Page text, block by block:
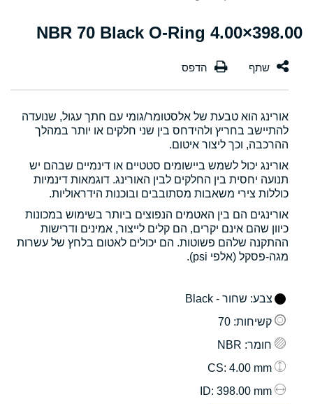
398.00×4.00 NBR 70 Black O-Ring
אורינג הוא טבעת של אלסטומר/גומי עם חתך עגול, שנועדה
להתיישב בחריץ ולהידחס בין שני חלקים או יותר במהלך
ההרכבה, וכך ליצור איטום.
אורינג יכול לשמש ביישומים סטטיים או דינמיים שבהם יש
תנועה יחסית בין החלקים לבין האורינג. דוגמאות דינמיות
כוללות צירי משאבות מסתובבים ובוכנות הידראוליות.
אורינגים הם בין האטמים הנפוצים ביותר בשימוש במכונות
כיוון שהם אינם יקרים, הם קלים לייצור, אמינים ודרישות
ההתקנה שלהם פשוטות. הם יכולים לאטום בלחץ של עשרות
מגה-פסקל (אלפי psi).
צבע: שחור - Black
קשיחות: 70
חומר: NBR
: 4.00 mm
: 398.00 mm